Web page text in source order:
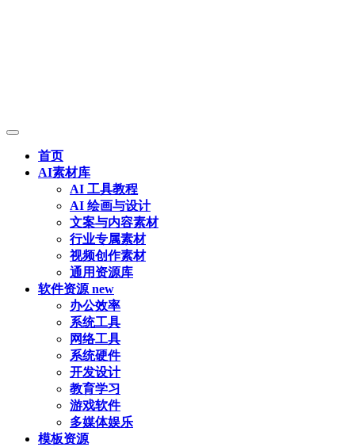
首页
AI素材库
AI 工具教程
AI 绘画与设计
文案与内容素材
行业专属素材
视频创作素材
通用资源库
软件资源 new
办公效率
系统工具
网络工具
系统硬件
开发设计
教育学习
游戏软件
多媒体娱乐
模板资源